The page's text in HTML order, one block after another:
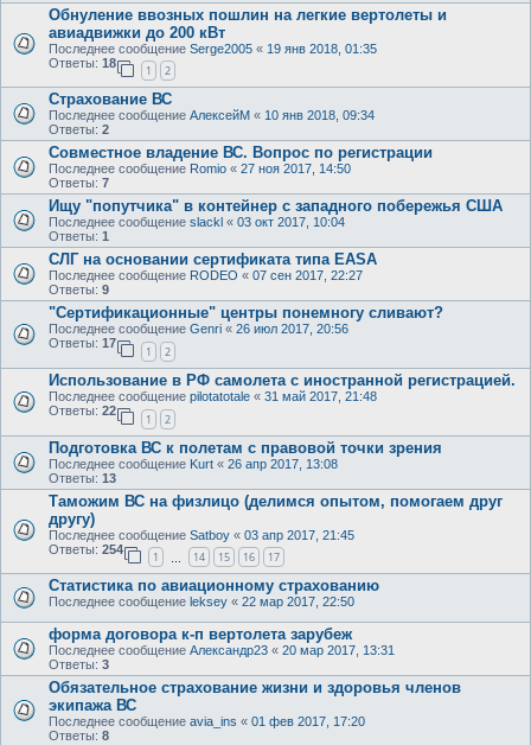
Обнуление ввозных пошлин на легкие вертолеты и
авиадвижки до 200 кВт
Последнее сообщение Serge2005 « 19 янв 2018, 01:35
Ответы: 18
1 2
Страхование ВС
Последнее сообщение АлексейМ « 10 янв 2018, 09:34
Ответы: 2
Совместное владение ВС. Вопрос по регистрации
Последнее сообщение Romio « 27 ноя 2017, 14:50
Ответы: 7
Ищу "попутчика" в контейнер с западного побережья США
Последнее сообщение slackl « 03 окт 2017, 10:04
Ответы: 1
СЛГ на основании сертификата типа EASA
Последнее сообщение RODEO « 07 сен 2017, 22:27
Ответы: 9
"Сертификационные" центры понемногу сливают?
Последнее сообщение Genri « 26 июл 2017, 20:56
Ответы: 17
1 2
Использование в РФ самолета с иностранной регистрацией.
Последнее сообщение pilotatotale « 31 май 2017, 21:48
Ответы: 22
1 2
Подготовка ВС к полетам с правовой точки зрения
Последнее сообщение Kurt « 26 апр 2017, 13:08
Ответы: 13
Таможим ВС на физлицо (делимся опытом, помогаем друг
другу)
Последнее сообщение Satboy « 03 апр 2017, 21:45
Ответы: 254
1 14 15 16 17
Статистика по авиационному страхованию
Последнее сообщение leksey « 22 мар 2017, 22:50
форма договора к-п вертолета зарубеж
Последнее сообщение Александр23 « 20 мар 2017, 13:31
Ответы: 3
Обязательное страхование жизни и здоровья членов
экипажа ВС
Последнее сообщение avia_ins « 01 фев 2017, 17:20
Ответы: 8